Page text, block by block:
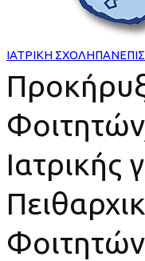
Ιατρικής
για
το
Πειθαρχικό
Συμβούλιο
Φοιτητών
ΠΚ
ΙΑΤΡΙΚΗ ΣΧΟΛΗ
Ιατρικής